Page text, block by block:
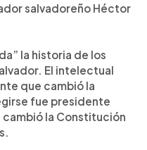
salvadoreño Héctor
la historia de los
El intelectual
que cambió la
fue presidente
cambió la Constitución